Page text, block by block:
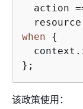
action
when
{
};
该政策使用：